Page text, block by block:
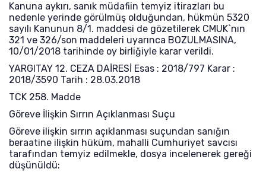
Kanuna aykırı, sanık müdafiin temyiz itirazları bu
nedenle yerinde görülmüş olduğundan, hükmün 5320
sayılı Kanunun 8/1. maddesi de gözetilerek CMUK`nın
321 ve 326/son maddeleri uyarınca BOZULMASINA,
10/01/2018 tarihinde oy birliğiyle karar verildi.
YARGITAY 12. CEZA DAİRESİ Esas : 2018/797 Karar :
2018/3590 Tarih : 28.03.2018
TCK 258. Madde
Göreve İlişkin Sırrın Açıklanması Suçu
Göreve ilişkin sırrın açıklanması suçundan sanığın
beraatine ilişkin hüküm, mahalli Cumhuriyet savcısı
tarafından temyiz edilmekle, dosya incelenerek gereği
düşünüldü: